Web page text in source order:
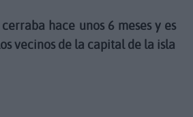
hace unos 6 meses y es
vecinos de la capital de la isla